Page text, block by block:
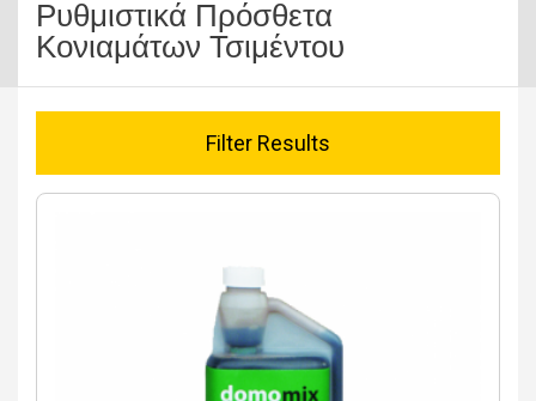
Ρυθμιστικά Πρόσθετα
Κονιαμάτων Τσιμέντου
Filter Results